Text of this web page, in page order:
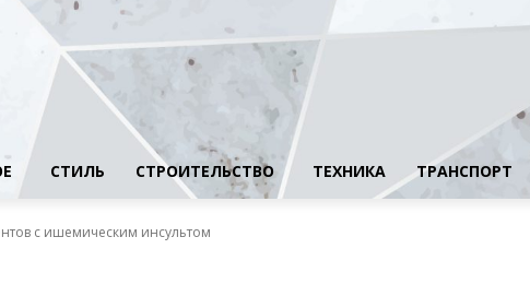
СТИЛЬ СТРОИТЕЛЬСТВО ТЕХНИКА ТРАНСПОРТ
с ишемическим инсультом